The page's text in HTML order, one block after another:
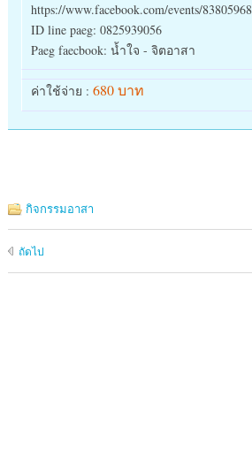
https://www.facebook.com/events/
ID line paeg: 0825939056
Paeg faecbook: น้ำใจ - จิตอาสา
ค่าใช้จ่าย : 680 บาท
กิจกรรมอาสา
ถัดไป